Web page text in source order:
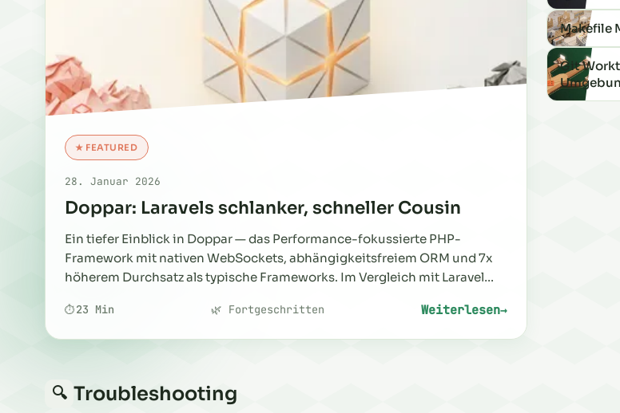
★ FEATURED
28. Januar 2026
Doppar: Laravels schlanker, schneller Cousin
Ein tiefer Einblick in Doppar — das Performance-fokussierte PHP-
Framework mit nativen WebSockets, abhängigkeitsfreiem ORM und 7x
höherem Durchsatz als typische Frameworks. Im Vergleich mit Laravel
23 Min 🌿 Fortgeschritten Weiterlesen
: Doppar: Laravels
→
Makefile
Git
🔍 Troubleshooting